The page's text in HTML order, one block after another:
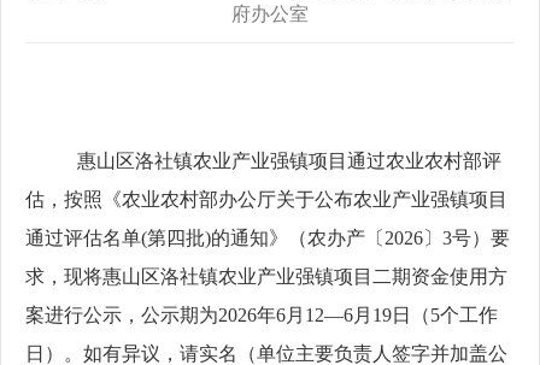
府办公室
惠山区洛社镇农业产业强镇项目 通过农业农村部评
估， 按照 《农业农村部办公厅关于公布农业产业强镇项目
通过评估名单(第四批)的通知》 （农办产 〔 2026〕 3号）要
求，现将惠山区洛社镇农业产业强镇项目 二期资金使用方
案进行公示，公示期为2026年6月 12—6月 19日（5个工作
日）。如有异议，请实名（单位主要负责人签字并加盖公